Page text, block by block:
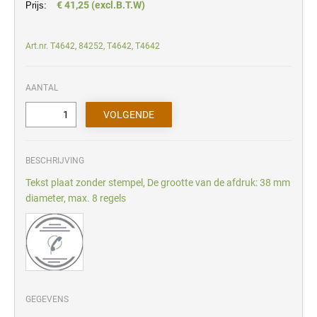
Prijs: € 41,25 (excl.B.T.W)
Art.nr. T4642, 84252, T4642, T4642
AANTAL
BESCHRIJVING
Tekst plaat zonder stempel, De grootte van de afdruk: 38 mm
diameter, max. 8 regels
GEGEVENS